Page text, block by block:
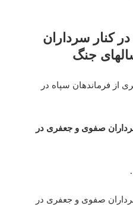
کنار سرداران
جنگ
از فرماندهان سپاه در
صفوی و جعفری در
صفوی و جعفری در